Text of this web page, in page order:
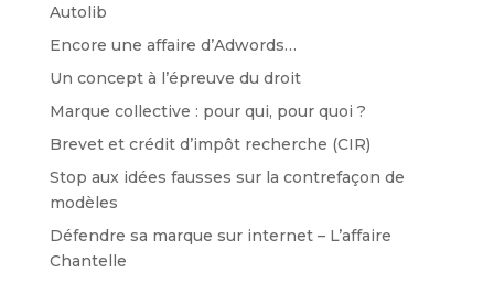
Autolib
Encore une affaire d’Adwords…
Un concept à l’épreuve du droit
Marque collective : pour qui, pour quoi ?
Brevet et crédit d’impôt recherche (CIR)
Stop aux idées fausses sur la contrefaçon de
modèles
Défendre sa marque sur internet – L’affaire
Chantelle